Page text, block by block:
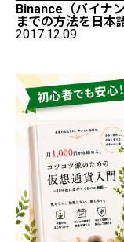
Binance（バイナ
までの方法を日本
2017.12.09